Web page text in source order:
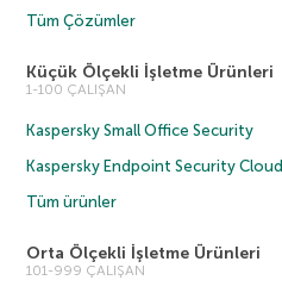
Tüm Çözümler
Küçük Ölçekli İşletme Ürünleri
1-100 ÇALIŞAN
Kaspersky Small Office Security
Kaspersky Endpoint Security Cloud
Tüm ürünler
Orta Ölçekli İşletme Ürünleri
101-999 ÇALIŞAN